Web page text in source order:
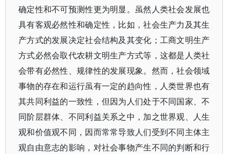
确定性和不可预测性更为明显。虽然人类社会发展也
具有客观必然性和确定性，比如，社会生产力及其生
产方式的发展决定社会结构及其变化；工商文明生产
方式必然会取代农耕文明生产方式等，这都是人类社
会带有必然性、规律性的发展现象。然而，社会领域
事物的存在和运行虽有一定的趋向性，人类世界也有
其共同利益的一致性，但因为人们处于不同国家、不
同阶层群体、不同利益关系之中，加之世界观、人生
观和价值观不同，因而常常导致人们受到不同主体主
观自由意志的影响，对社会事物产生不同的判断和行